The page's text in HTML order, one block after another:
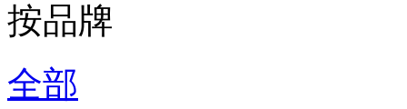
按品牌
全部